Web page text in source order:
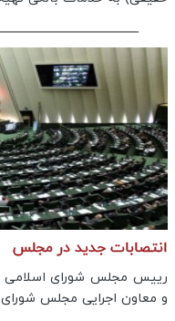
انتصابات جدید در مجلس
رییس مجلس شورای اسلامی
و معاون اجرایی مجلس